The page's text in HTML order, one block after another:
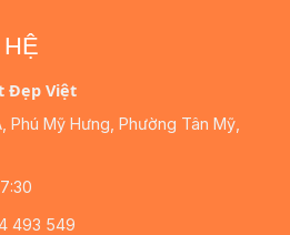
Đẹp Việt
Phú Mỹ Hưng, Phường Tân Mỹ,
493 549